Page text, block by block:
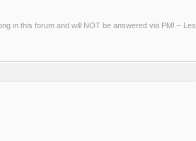
in this forum and will NOT be answered via PM! – Les